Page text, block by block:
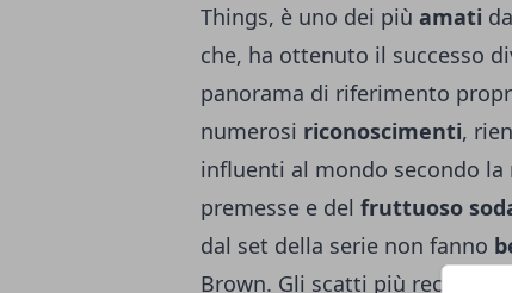
Things, è uno dei più amati
che, ha ottenuto il successo
panorama di riferimento
numerosi riconoscimenti,
influenti al mondo secondo
premesse e del fruttuoso
dal set della serie non fanno
Brown. Gli scatti più recenti,